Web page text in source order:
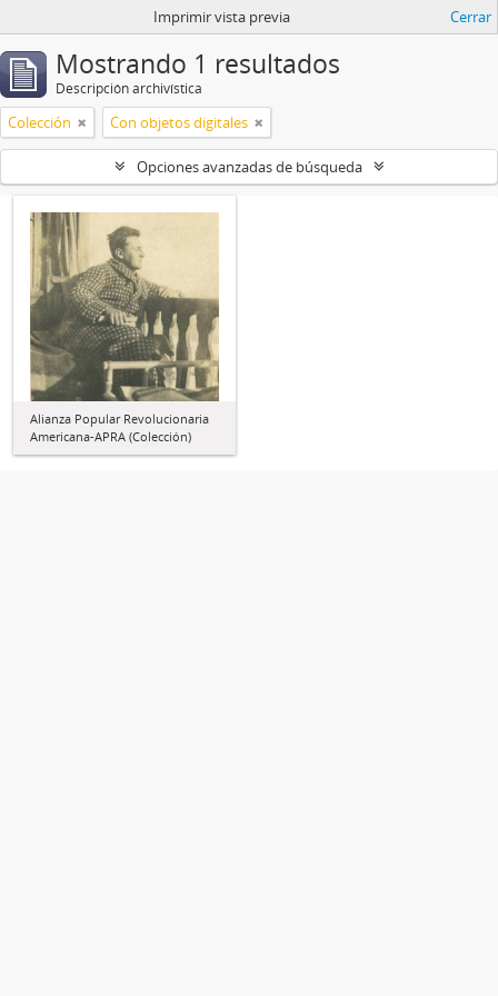
Imprimir vista previa Cerrar
Mostrando 1 resultados
Descripción archivística
Colección Con objetos digitales
Opciones avanzadas de búsqueda
Alianza Popular Revolucionaria
Americana-APRA (Colección)